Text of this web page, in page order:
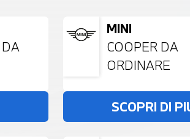
MINI
COOPER DA
ORDINARE
SCOPRI DI